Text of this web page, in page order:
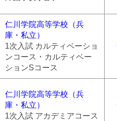
仁川学院高等学校（兵
庫・私立）
1次入試 カルティベーショ
ンコース・カルティベー
ションSコース
仁川学院高等学校（兵
庫・私立）
1次入試 アカデミアコース